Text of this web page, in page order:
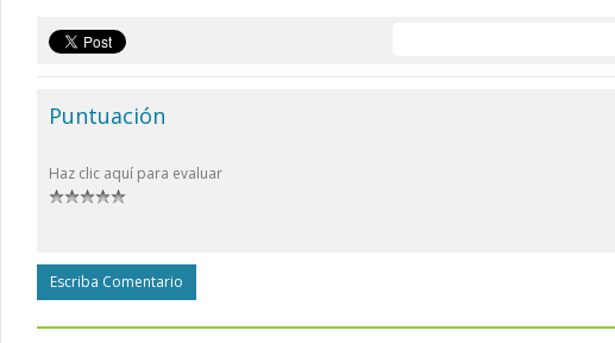
Puntuación
Haz clic aquí para evaluar
Escriba Comentario